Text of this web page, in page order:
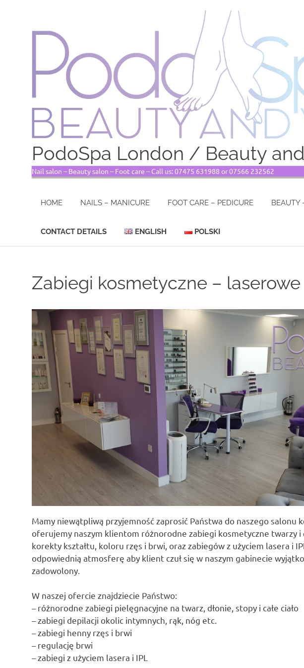
PodoSpa London / Beauty
Nail salon – Beauty salon – Foot care – Call us: 07475 631988 or 07566 232562
HOME NAILS – MANICURE FOOT CARE – PEDICURE BEAUTY
CONTACT DETAILS ENGLISH POLSKI
Zabiegi kosmetyczne – laserowe
Mamy niewątpliwą przyjemność zaprosić Państwa do naszego salonu
oferujemy naszym klientom różnorodne zabiegi kosmetyczne twarzy i
korekty kształtu, koloru rzęs i brwi, oraz zabiegów z użyciem lasera i
odpowiednią atmosferę aby klient czuł się w naszym gabinecie
zadowolony.
W naszej ofercie znajdziecie Państwo:
– różnorodne zabiegi pielęgnacyjne na twarz, dłonie, stopy i całe ciało
– zabiegi depilacji okolic intymnych, rąk, nóg etc.
– zabiegi henny rzęs i brwi
– regulację brwi
– zabiegi z użyciem lasera i IPL